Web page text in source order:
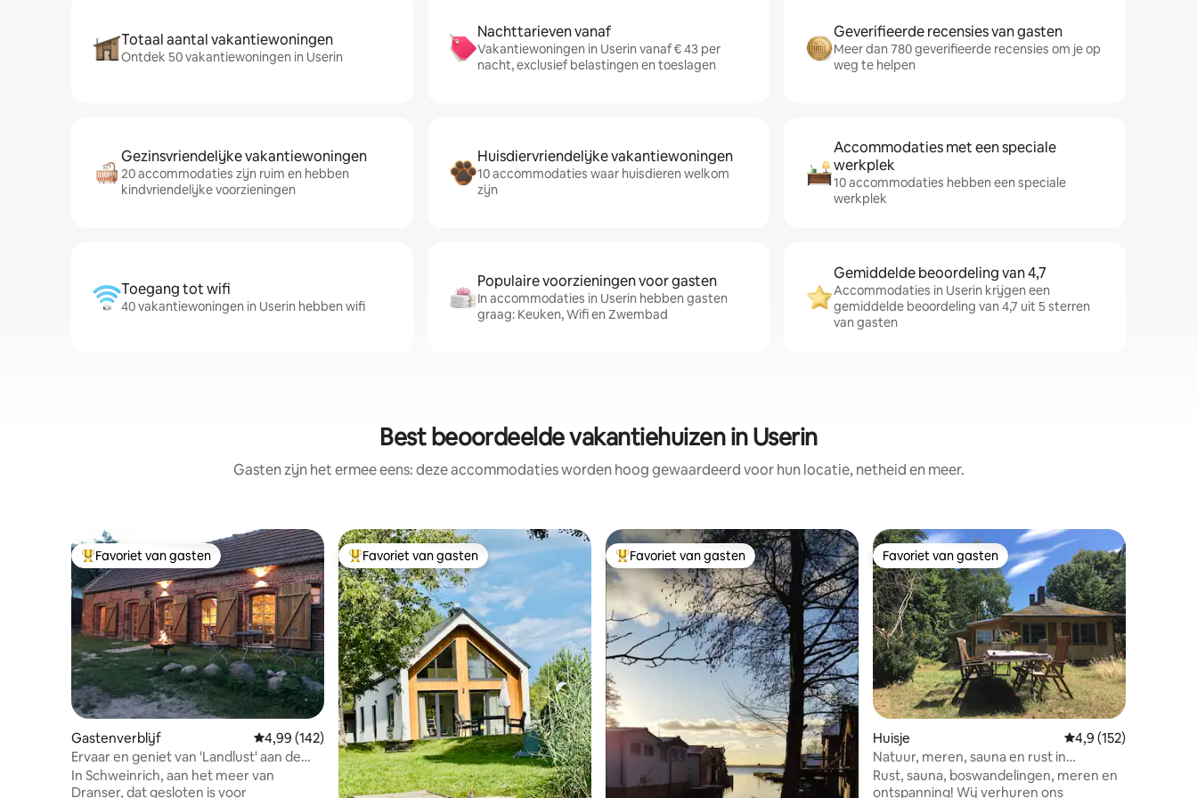
Totaal aantal vakantiewoningen
Ontdek 50 vakantiewoningen in Userin
Nachttarieven vanaf
Vakantiewoningen in Userin vanaf € 43 per
nacht, exclusief belastingen en toeslagen
Geverifieerde recensies van gasten
Meer dan 780 geverifieerde recensies om je op
weg te helpen
Gezinsvriendelijke vakantiewoningen
20 accommodaties zijn ruim en hebben
kindvriendelijke voorzieningen
Huisdiervriendelijke vakantiewoningen
10 accommodaties waar huisdieren welkom
zijn
Accommodaties met een speciale
werkplek
10 accommodaties hebben een speciale
werkplek
Toegang tot wifi
40 vakantiewoningen in Userin hebben wifi
Populaire voorzieningen voor gasten
In accommodaties in Userin hebben gasten
graag: Keuken, Wifi en Zwembad
Gemiddelde beoordeling van 4,7
Accommodaties in Userin krijgen een
gemiddelde beoordeling van 4,7 uit 5 sterren
van gasten
Best beoordeelde vakantiehuizen in Userin
Gasten zijn het ermee eens: deze accommodaties worden hoog gewaardeerd voor hun locatie, netheid en meer.
Topfavoriet van gasten
Favoriet van gasten
Gastenverblijf Gemiddelde beoordeling van 4,99 uit 5, 142 recensies
4,99 (142)
Ervaar en geniet van 'Landlust' aan de
Dranser See
In Schweinrich, aan het meer van
Dranser, dat gesloten is voor
Topfavoriet van gasten
Favoriet van gasten Topfavoriet van gasten
Favoriet van gasten Favoriet van gasten
Favoriet van gasten
Huisje Gemiddelde
4,9 (152)
Natuur, meren, sauna en rust in
Brandenburg. Merenland
Rust, sauna, boswandelingen, meren en
ontspanning! Wij verhuren ons